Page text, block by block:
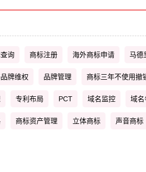
询 商标注册 海外商标申请 马德
牌维权 品牌管理 商标三年不使用撤
专利布局 PCT 域名监控 域名
商标资产管理 立体商标 声音商标